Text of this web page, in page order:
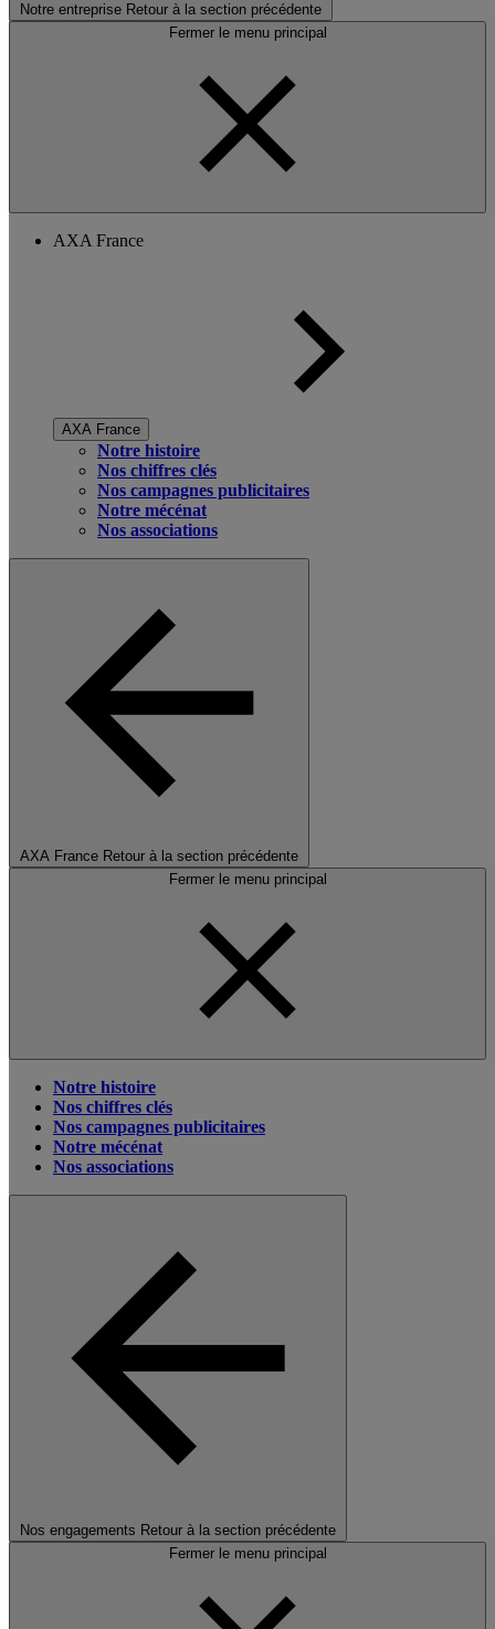
Notre entreprise Retour à la section précédente
Fermer le menu principal
AXA France
AXA France
Notre histoire
Nos chiffres clés
Nos campagnes publicitaires
Notre mécénat
Nos associations
AXA France Retour à la section précédente
Fermer le menu principal
Notre histoire
Nos chiffres clés
Nos campagnes publicitaires
Notre mécénat
Nos associations
Nos engagements Retour à la section précédente
Fermer le menu principal